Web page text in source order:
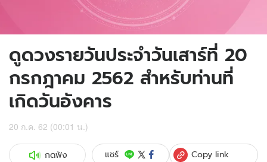
ดูดวงรายวันประจำวันเสาร์ที่ 20
กรกฎาคม 2562 สำหรับท่านที่
เกิดวันอังคาร
20 ก.ค. 62 (00:01 น.)
กดฟัง แชร์ Copy link